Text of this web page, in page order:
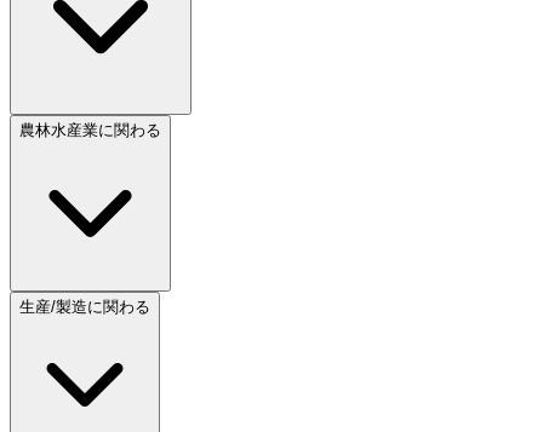
農林水産業に関わる
生産/製造に関わる